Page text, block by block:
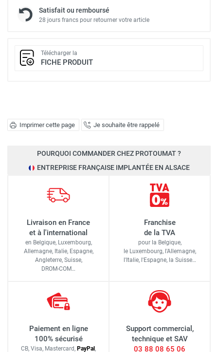
Imprimer cette page Je souhaite être rappelé
Satisfait ou remboursé
28 jours francs pour retourner votre article
Télécharger la
FICHE PRODUIT
POURQUOI COMMANDER CHEZ PROTOUMAT ?
ENTREPRISE FRANÇAISE IMPLANTÉE EN ALSACE
Livraison en France
et à l'international
en Belgique, Luxembourg,
Allemagne, Italie, Espagne,
Angleterre, Suisse,
DROM-COM…
Franchise
de la TVA
pour la Belgique,
le Luxembourg, l'Allemagne,
l'Italie, l'Espagne, la Suisse…
Paiement en ligne
100% sécurisé
CB, Visa, Mastercard, PayPal ,
Support commercial,
technique et SAV
03 88 08 65 06